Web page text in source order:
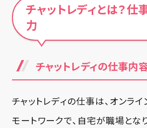
チャットレディとは？仕
力
チャットレディの仕事内
チャットレディの仕事は、オンラ
モートワークで、自宅が職場とな